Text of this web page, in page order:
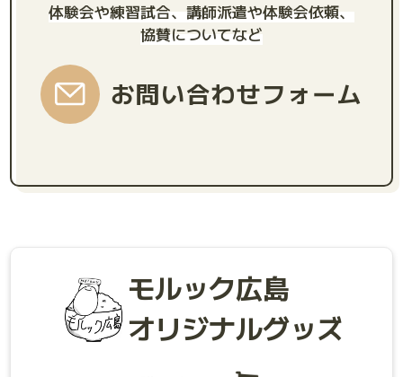
体験会や練習試合、講師派遣や体験会依頼、
協賛についてなど
お問い合わせフォーム
モルック広島
オリジナルグッズ